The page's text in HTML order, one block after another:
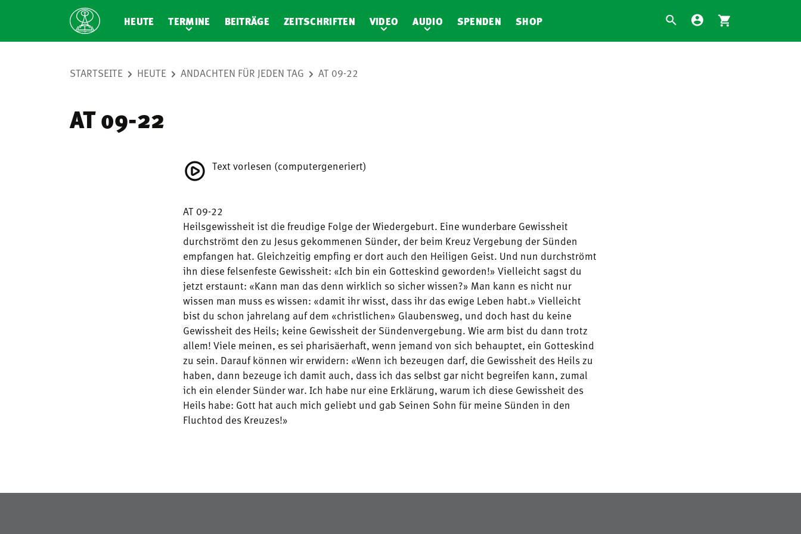
HEUTE TERMINE BEITRÄGE ZEITSCHRIFTEN VIDEO AUDIO SPENDEN SHOP
STARTSEITE HEUTE ANDACHTEN FÜR JEDEN TAG AT 09-22
AT 09-22
Text vorlesen (computergeneriert)
AT 09-22
Heilsgewissheit ist die freudige Folge der Wiedergeburt. Eine wunderbare Gewissheit
durchströmt den zu Jesus gekommenen Sünder, der beim Kreuz Vergebung der Sünden
empfangen hat. Gleichzeitig empfing er dort auch den Heiligen Geist. Und nun durchströmt
ihn diese felsenfeste Gewissheit: «Ich bin ein Gotteskind geworden!» Vielleicht sagst du
jetzt erstaunt: «Kann man das denn wirklich so sicher wissen?» Man kann es nicht nur
wissen man muss es wissen: «damit ihr wisst, dass ihr das ewige Leben habt.» Vielleicht
bist du schon jahrelang auf dem «christlichen» Glaubensweg, und doch hast du keine
Gewissheit des Heils; keine Gewissheit der Sündenvergebung. Wie arm bist du dann trotz
allem! Viele meinen, es sei pharisäerhaft, wenn jemand von sich behauptet, ein Gotteskind
zu sein. Darauf können wir erwidern: «Wenn ich bezeugen darf, die Gewissheit des Heils zu
haben, dann bezeuge ich damit auch, dass ich das selbst gar nicht begreifen kann, zumal
ich ein elender Sünder war. Ich habe nur eine Erklärung, warum ich diese Gewissheit des
Heils habe: Gott hat auch mich geliebt und gab Seinen Sohn für meine Sünden in den
Fluchtod des Kreuzes!»